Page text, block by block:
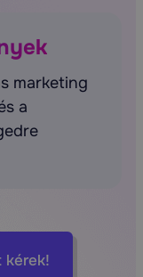
marketing
a
kérek!